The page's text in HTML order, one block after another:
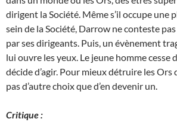
dirigent la Société. Même s’il occupe une
sein de la Société, Darrow ne conteste pas
par ses dirigeants. Puis, un évènement
lui ouvre les yeux. Le jeune homme cesse
décide d’agir. Pour mieux détruire les Ors
pas d’autre choix que d’en devenir un.
Critique :